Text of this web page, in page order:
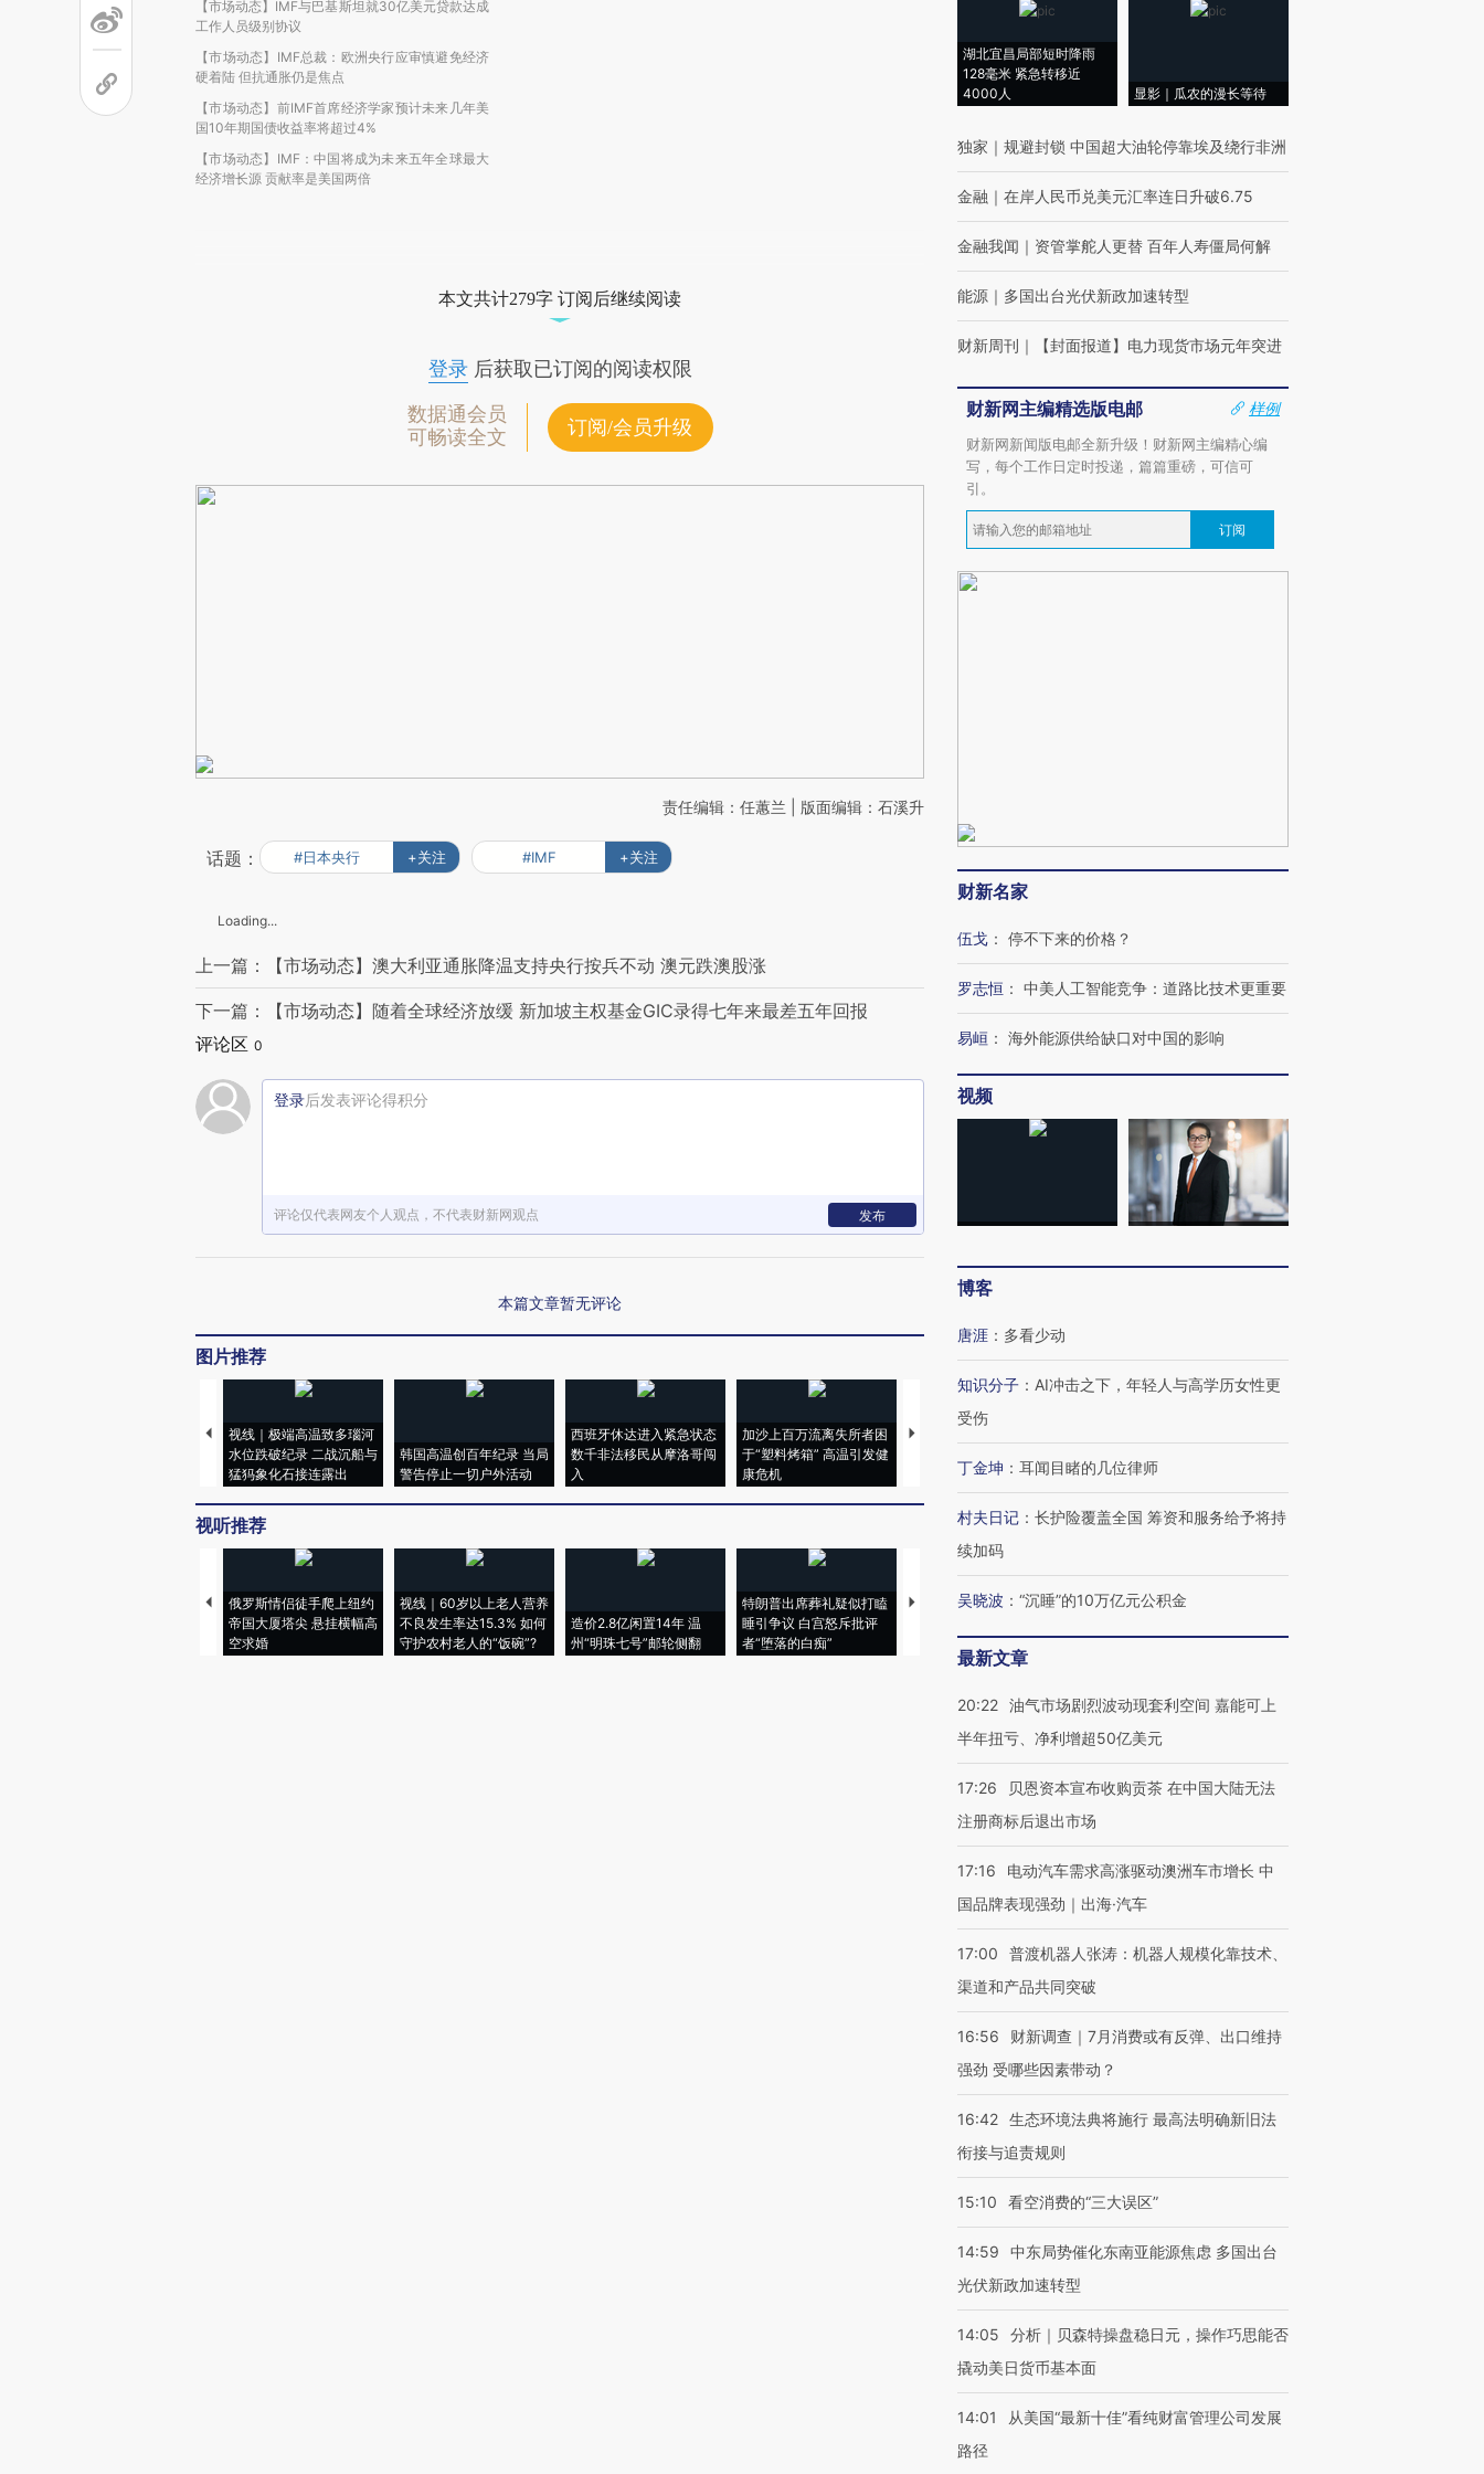
【市场动态】IMF与巴基斯坦就30亿美元贷款达成
工作人员级别协议
【市场动态】IMF总裁：欧洲央行应审慎避免经济
硬着陆 但抗通胀仍是焦点
【市场动态】前IMF首席经济学家预计未来几年美
国10年期国债收益率将超过4%
【市场动态】IMF：中国将成为未来五年全球最大
经济增长源 贡献率是美国两倍
本文共计279字 订阅后继续阅读
登录后获取已订阅的阅读权限
数据通会员
可畅读全文
订阅/会员升级
责任编辑：任蕙兰 | 版面编辑：石溪升
话题： #日本央行 +关注 #IMF +关注
Loading...
上一篇：【市场动态】澳大利亚通胀降温支持央行按兵不动 澳元跌澳股涨
下一篇：【市场动态】随着全球经济放缓 新加坡主权基金GIC录得七年来最差五年回报
评论区 0
登录后发表评论得积分
评论仅代表网友个人观点，不代表财新网观点 发布
本篇文章暂无评论
图片推荐
视线｜极端高温致多瑙河
水位跌破纪录 二战沉船与
猛犸象化石接连露出
韩国高温创百年纪录 当局
警告停止一切户外活动
西班牙休达进入紧急状态
数千非法移民从摩洛哥闯
入
加沙上百万流离失所者困
于“塑料烤箱” 高温引发健
康危机
视线｜HYROX的吸金
心“花钱找虐”？
毒品
视听推荐
俄罗斯情侣徒手爬上纽约
帝国大厦塔尖 悬挂横幅高
空求婚
视线｜60岁以上老人营养
不良发生率达15.3% 如何
守护农村老人的“饭碗”?
造价2.8亿闲置14年 温
州“明珠七号”邮轮侧翻
特朗普出席葬礼疑似打瞌
睡引争议 白宫怒斥批评
者“堕落的白痴”
视线｜全球最热百城独占
阿根廷3-0阿尔及利亚
兹奖得主的“非天才”拼图
湖北宜昌局部短时降雨
128毫米 紧急转移近
4000人
显影｜瓜农的漫长等待
独家 ｜ 规避封锁 中国超大油轮停靠埃及绕行非洲
金融 ｜ 在岸人民币兑美元汇率连日升破6.75
金融我闻 ｜ 资管掌舵人更替 百年人寿僵局何解
能源 ｜ 多国出台光伏新政加速转型
财新周刊 ｜ 【封面报道】电力现货市场元年突进
财新网主编精选版电邮
样例
财新网新闻版电邮全新升级！财新网主编精心编
写，每个工作日定时投递，篇篇重磅，可信可
引。
订阅
财新名家
伍戈 ： 停不下来的价格？
罗志恒 ： 中美人工智能竞争：道路比技术更重要
易峘 ： 海外能源供给缺口对中国的影响
视频
博客
唐涯 ： 多看少动
知识分子 ： AI冲击之下，年轻人与高学历女性更
受伤
丁金坤 ： 耳闻目睹的几位律师
村夫日记 ： 长护险覆盖全国 筹资和服务给予将持
续加码
吴晓波 ： “沉睡”的10万亿元公积金
最新文章
20:22 油气市场剧烈波动现套利空间 嘉能可上
半年扭亏、净利增超50亿美元
17:26
贝恩资本宣布收购贡茶 在中国大陆无法
注册商标后退出市场
17:16
电动汽车需求高涨驱动澳洲车市增长 中
国品牌表现强劲｜出海·汽车
17:00
普渡机器人张涛：机器人规模化靠技术、
渠道和产品共同突破
16:56
财新调查｜7月消费或有反弹、出口维持
强劲 受哪些因素带动？
16:42 生态环境法典将施行 最高法明确新旧法
衔接与追责规则
15:10 看空消费的“三大误区”
14:59
中东局势催化东南亚能源焦虑 多国出台
光伏新政加速转型
14:05
分析｜贝森特操盘稳日元，操作巧思能否
撬动美日货币基本面
14:01
从美国“最新十佳”看纯财富管理公司发展
路径